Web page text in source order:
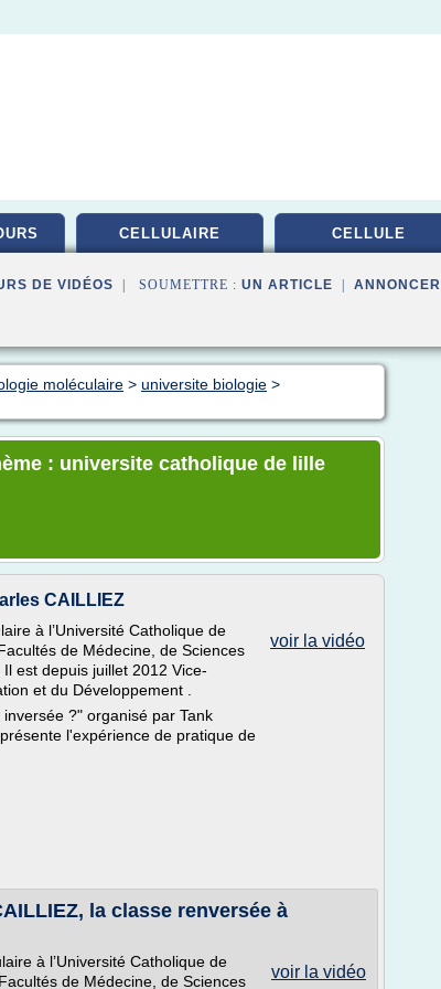
CELLULAIRE CELLULE
DE VIDÉOS | SOUMETTRE : UN ARTICLE ANNONCER
moléculaire > universite biologie >
: universite catholique de lille
CAILLIEZ
voir la vidéo
à l’Université Catholique de
de Médecine, de Sciences
est depuis juillet 2012 Vice-
et du Développement .
?" organisé par Tank
l'expérience de pratique de
la classe renversée à
voir la vidéo
à l’Université Catholique de
de Médecine, de Sciences